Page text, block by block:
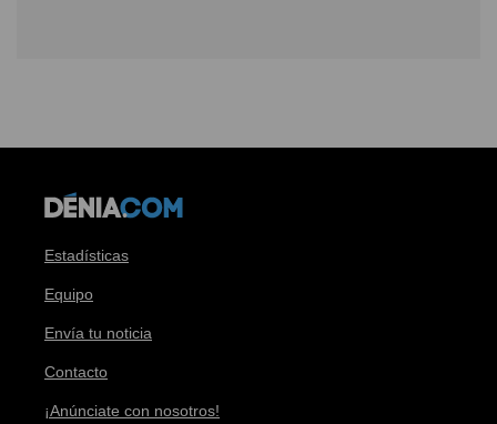
Estadísticas
Equipo
Envía tu noticia
Contacto
¡Anúnciate con nosotros!